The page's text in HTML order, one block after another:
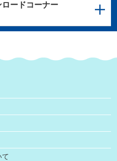
ードコーナー